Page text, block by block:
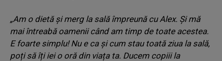
„Am o dietă și merg la sală împreună cu Alex. Și mă
mai întreabă oamenii când am timp de toate acestea.
E foarte simplu! Nu e ca și cum stau toată ziua la sală,
poți să îți iei o oră din viața ta. Ducem copiii la